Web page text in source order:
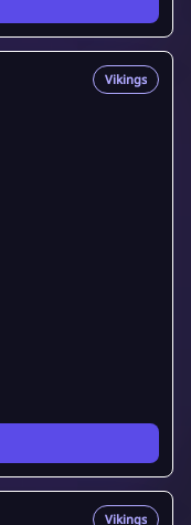
Vikings
Vikings